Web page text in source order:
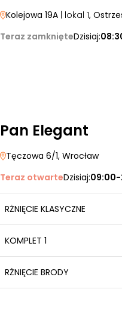
Kolejowa 19A | lokal 1,
Teraz zamknięteDzisiaj:
Pan Elegant
Tęczowa 6/1, Wrocław
Teraz otwarteDzisiaj:
RŻNIĘCIE KLASYCZNE
KOMPLET 1
RŻNIĘCIE BRODY